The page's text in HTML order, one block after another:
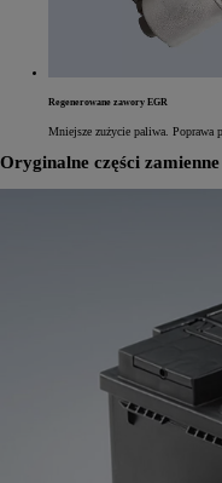
Regenerowane zawory EGR
Mniejsze zużycie paliwa. Poprawa
Oryginalne części